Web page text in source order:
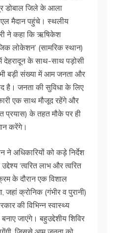
डोबाल जिले के आला
मैदान पहुंचे। स्थलीय
ने कहा कि ऋषिकेश
लोकेशन’ (सामरिक स्थान)
देहरादून के साथ-साथ पड़ोसी
भी बड़ी संख्या में आम जनता और
है। जनता की सुविधा के लिए
एक साथ मौजूद रहेंगे और
प्रयास) के तहत मौके पर ही
करेंगे।
ने अधिकारियों को कड़े निर्देश
‘त्वरित लाभ और त्वरित
के दौरान एक विशाल
जहां क्रोनिक (गंभीर व पुरानी)
की विभिन्न स्वास्थ्य
जाएंगे। बहुउद्देशीय शिविर